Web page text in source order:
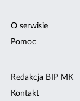
O serwisie
Pomoc
Redakcja BIP MK
Kontakt